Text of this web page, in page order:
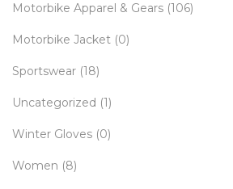
Motorbike Apparel & Gears (106)
Motorbike Jacket (0)
Sportswear (18)
Uncategorized (1)
Winter Gloves (0)
Women (8)